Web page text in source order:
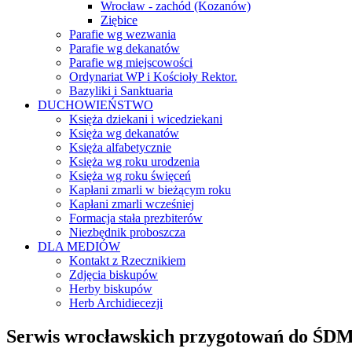
Wrocław - zachód (Kozanów)
Ziębice
Parafie wg wezwania
Parafie wg dekanatów
Parafie wg miejscowości
Ordynariat WP i Kościoły Rektor.
Bazyliki i Sanktuaria
DUCHOWIEŃSTWO
Księża dziekani i wicedziekani
Księża wg dekanatów
Księża alfabetycznie
Księża wg roku urodzenia
Księża wg roku święceń
Kapłani zmarli w bieżącym roku
Kapłani zmarli wcześniej
Formacja stała prezbiterów
Niezbędnik proboszcza
DLA MEDIÓW
Kontakt z Rzecznikiem
Zdjęcia biskupów
Herby biskupów
Herb Archidiecezji
Serwis wrocławskich przygotowań do